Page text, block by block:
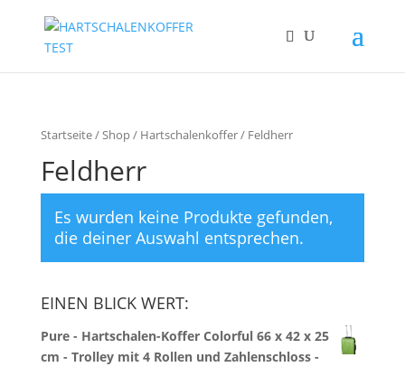
Startseite/Shop/ Hartschalenkoffer/ Feldherr
Feldherr
Es wurden keine Produkte gefunden,
die deiner Auswahl entsprechen.
EINEN BLICK WERT:
Pure - Hartschalen-Koffer Colorful 66 x 42 x 25
cm - Trolley mit 4 Rollen und Zahlenschloss -